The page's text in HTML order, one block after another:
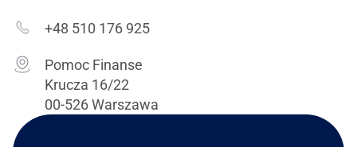
+48 510 176 925
Pomoc Finanse
Krucza 16/22
00-526 Warszawa